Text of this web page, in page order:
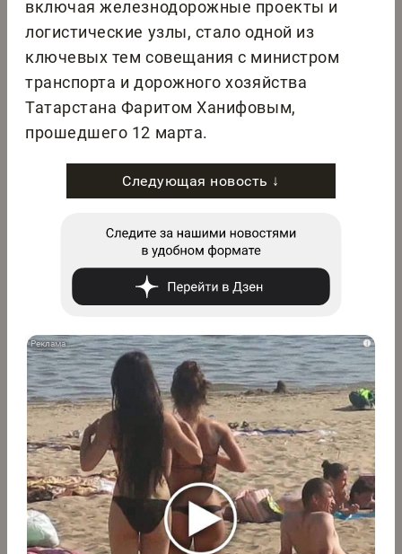
включая железнодорожные проекты и
логистические узлы, стало одной из
ключевых тем совещания с министром
транспорта и дорожного хозяйства
Татарстана Фаритом Ханифовым,
прошедшего 12 марта.
Следующая новость ↓
i